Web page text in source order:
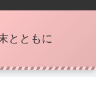
とともに